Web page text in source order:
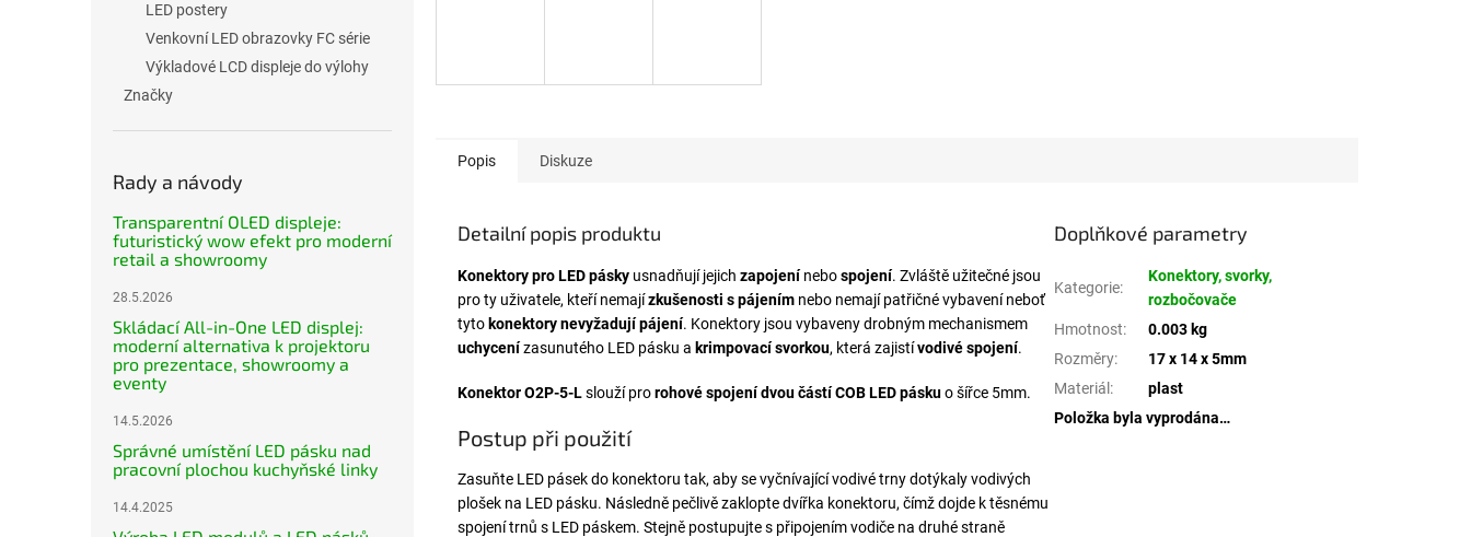
LED postery
Venkovní LED obrazovky FC série
Výkladové LCD displeje do výlohy
Značky
Rady a návody
Transparentní OLED displeje:
futuristický wow efekt pro moderní
retail a showroomy
28.5.2026
Skládací All-in-One LED displej:
moderní alternativa k projektoru
pro prezentace, showroomy a
eventy
14.5.2026
Správné umístění LED pásku nad
pracovní plochou kuchyňské linky
14.4.2025
Popis Diskuze
Detailní popis produktu
Konektory pro LED pásky usnadňují jejich zapojenínebospojení. Zvláště užitečné jsou
pro ty uživatele, kteří nemajízkušenosti s pájením nebo nemají patřičné vybavení neboť
tytokonektory nevyžadují pájení. Konektory jsou vybaveny drobným mechanismem
uchycenízasunutého LED pásku a krimpovací svorkou, která zajistívodivé spojení.
Konektor O2P-5-Lslouží prorohové spojení dvou částí COB LED páskuo šířce 5mm.
Postup při použití
Zasuňte LED pásek do konektoru tak, aby se vyčnívající vodivé trny dotýkaly vodivých
plošek na LED pásku. Následně pečlivě zaklopte dvířka konektoru, čímž dojde k těsnému
spojení trnů s LED páskem. Stejně postupujte s připojením vodiče na druhé straně
Doplňkové parametry
Kategorie:
Konektory, svorky,
rozbočovače
Hmotnost:
0.003 kg
Rozměry:
17 x 14 x 5mm
Materiál:
plast
Položka byla vyprodána…